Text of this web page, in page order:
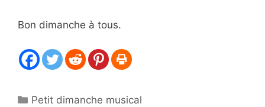
Bon dimanche à tous.
Catégories
Petit dimanche musical